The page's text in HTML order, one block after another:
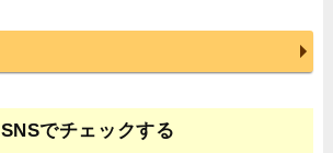
SNSでチェックする